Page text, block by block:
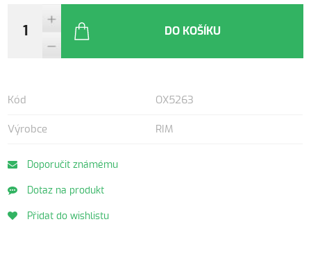
DO KOŠÍKU
Kód OX5263
Výrobce RIM
Doporučit známému
Dotaz na produkt
Přidat do wishlistu